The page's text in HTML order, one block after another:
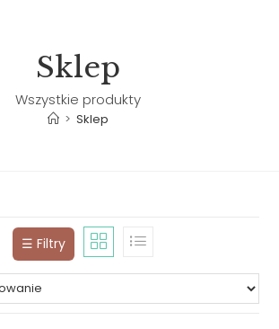
Sklep
Wszystkie produkty
> Sklep
☰ Filtry